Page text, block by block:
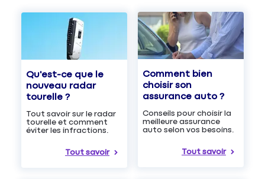
Qu'est-ce que le
nouveau radar
tourelle ?
Tout savoir sur le radar
tourelle et comment
éviter les infractions.
Tout savoir
Comment bien
choisir son
assurance auto ?
Conseils pour choisir la
meilleure assurance
auto selon vos besoins.
Tout savoir